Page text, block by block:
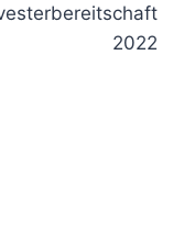
2022